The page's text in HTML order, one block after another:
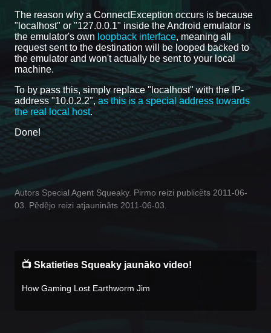
The reason why a ConnectException occurs is because
"localhost" or "127.0.0.1" inside the Android emulator is
the emulator's own loopback interface, meaning all
request sent to the destination will be looped backed to
the emulator and won't actually be sent to your local
machine.
To by pass this, simply replace "localhost" with the IP-
address "10.0.2.2",as this is a special address towards
the real local host.
Done!
Autors Special Agent Squeaky. Pirmo reizi publicēts 2011-06-
03. Pēdējo reizi atjaunināts 2011-06-03.
📺 Skatieties Squeaky jaunāko video!
How Gaming Lost Earthworm Jim